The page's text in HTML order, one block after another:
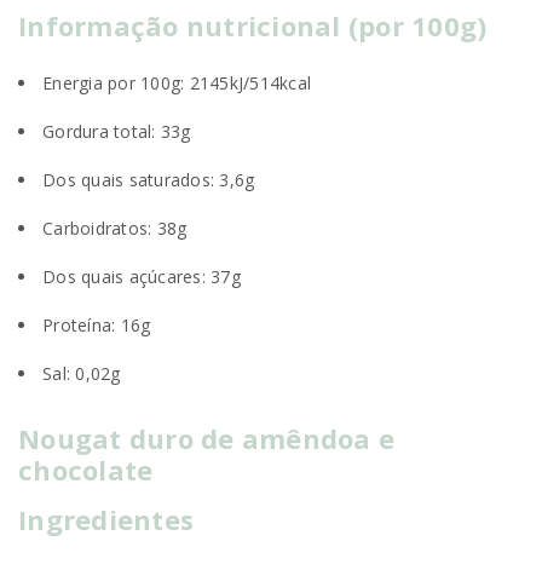
Informação nutricional (por 100g)
Energia por 100g: 2145kJ/514kcal
Gordura total: 33g
Dos quais saturados: 3,6g
Carboidratos: 38g
Dos quais açúcares: 37g
Proteína: 16g
Sal: 0,02g
Nougat duro de amêndoa e
chocolate
Ingredientes